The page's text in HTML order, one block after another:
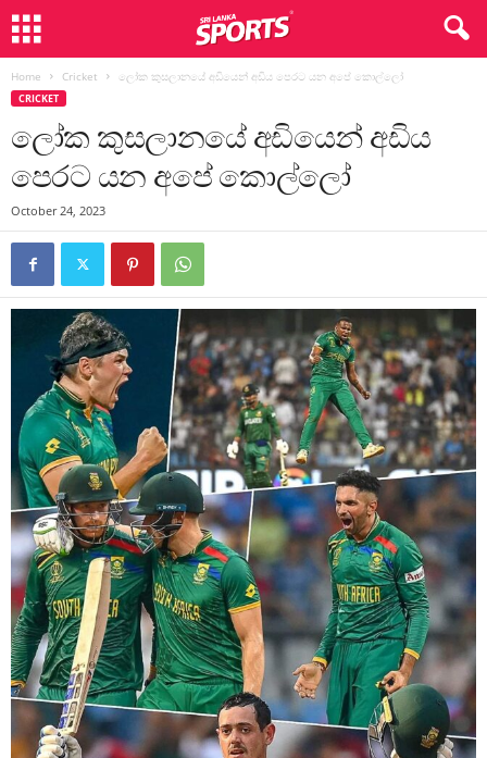
Home Cricket ලෝක කුසලානයේ අඩියෙන් අඩිය පෙරට යන අපේ කොල්ලෝ
CRICKET
ලෝක කුසලානයේ අඩියෙන් අඩිය
පෙරට යන අපේ කොල්ලෝ
October 24, 2023